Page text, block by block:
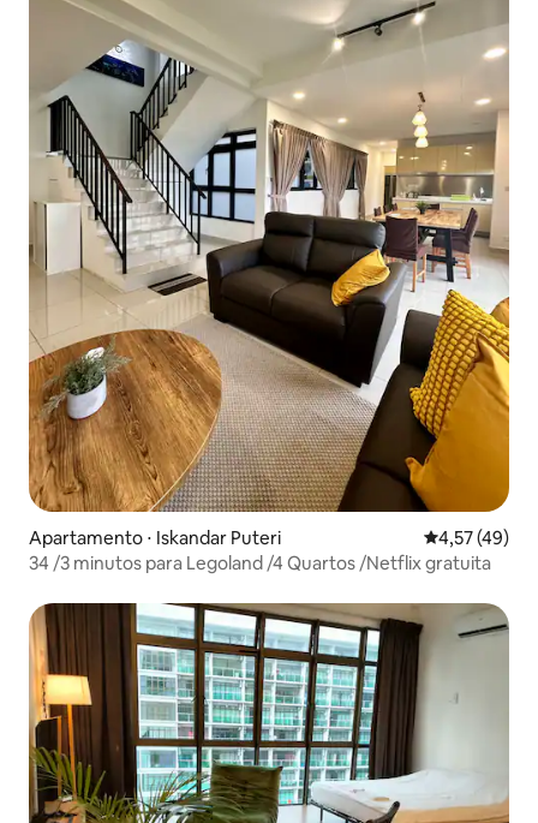
Apartamento ⋅ Iskandar Puteri 4,57 de uma
4,57 (49)
34 /3 minutos para Legoland /4 Quartos /Netflix gratuita